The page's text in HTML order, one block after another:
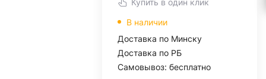
Купить в один клик
В наличии
Доставка по Минску
Доставка по РБ
Самовывоз: бесплатно